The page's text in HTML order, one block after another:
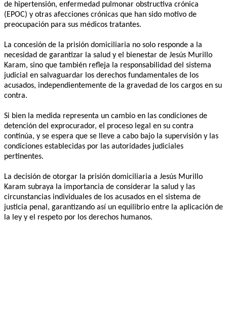
de hipertensión, enfermedad pulmonar obstructiva crónica
(EPOC) y otras afecciones crónicas que han sido motivo de
preocupación para sus médicos tratantes.
La concesión de la prisión domiciliaria no solo responde a la
necesidad de garantizar la salud y el bienestar de Jesús Murillo
Karam, sino que también refleja la responsabilidad del sistema
judicial en salvaguardar los derechos fundamentales de los
acusados, independientemente de la gravedad de los cargos en su
contra.
Si bien la medida representa un cambio en las condiciones de
detención del exprocurador, el proceso legal en su contra
continúa, y se espera que se lleve a cabo bajo la supervisión y las
condiciones establecidas por las autoridades judiciales
pertinentes.
La decisión de otorgar la prisión domiciliaria a Jesús Murillo
Karam subraya la importancia de considerar la salud y las
circunstancias individuales de los acusados en el sistema de
justicia penal, garantizando así un equilibrio entre la aplicación de
la ley y el respeto por los derechos humanos.